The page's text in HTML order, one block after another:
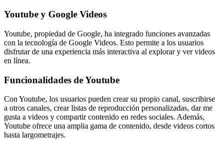
Youtube y Google Videos
Youtube, propiedad de Google, ha integrado funciones avanzadas
con la tecnología de Google Videos. Esto permite a los usuarios
disfrutar de una experiencia más interactiva al explorar y ver videos
en línea.
Funcionalidades de Youtube
Con Youtube, los usuarios pueden crear su propio canal, suscribirse
a otros canales, crear listas de reproducción personalizadas, dar me
gusta a videos y compartir contenido en redes sociales. Además,
Youtube ofrece una amplia gama de contenido, desde videos cortos
hasta largometrajes.